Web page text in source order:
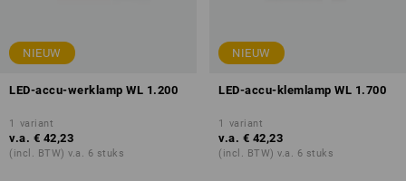
NIEUW
LED-accu-werklamp WL 1.200
1 variant
v.a. € 42,23
(incl. BTW) v.a. 6 stuks
NIEUW
LED-accu-klemlamp WL 1.700
1 variant
v.a. € 42,23
(incl. BTW) v.a. 6 stuks